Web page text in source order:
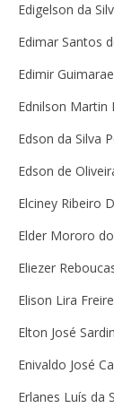
Edigelson da
Edimar Santos
Edimir
Ednilson Martin
Edson da Silva
Edson de
Elciney Ribeiro
Elder Mororo
Eliezer
Elison Lira Freire
Elton José
Enivaldo José
Erlanes Luís da